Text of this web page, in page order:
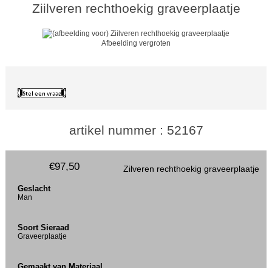
Ziilveren rechthoekig graveerplaatje
Afbeelding vergroten
artikel nummer : 52167
Zilveren rechthoekig graveerplaatje
€97,50
Geslacht
Man
Soort Sieraad
Graveerplaatje